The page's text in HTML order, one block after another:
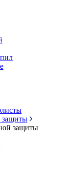
защиты
защиты